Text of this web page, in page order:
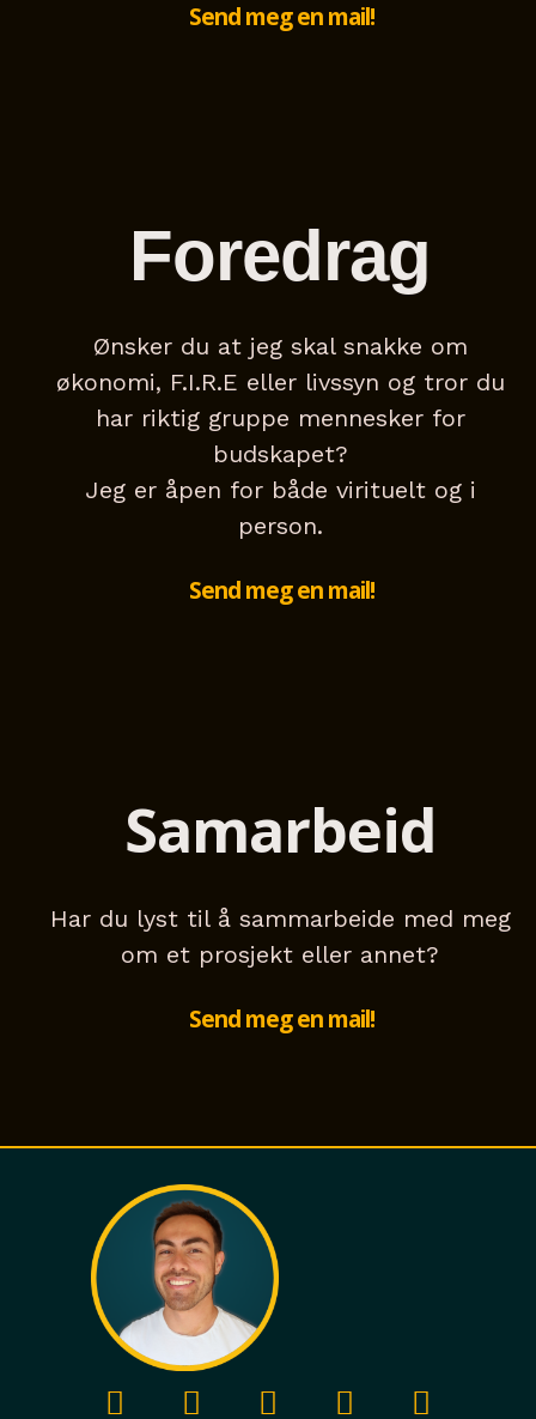
Send meg en mail!
Foredrag
Ønsker du at jeg skal snakke om
økonomi, F.I.R.E eller livssyn og tror du
har riktig gruppe mennesker for
budskapet?
Jeg er åpen for både virituelt og i
person.
Send meg en mail!
Samarbeid
Har du lyst til å sammarbeide med meg
om et prosjekt eller annet?
Send meg en mail!
I
Y
L
S
A